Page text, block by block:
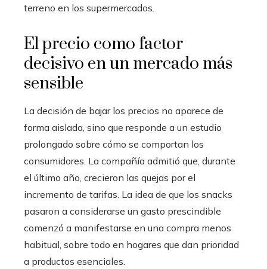
terreno en los supermercados.
El precio como factor
decisivo en un mercado más
sensible
La decisión de bajar los precios no aparece de
forma aislada, sino que responde a un estudio
prolongado sobre cómo se comportan los
consumidores. La compañía admitió que, durante
el último año, crecieron las quejas por el
incremento de tarifas. La idea de que los snacks
pasaron a considerarse un gasto prescindible
comenzó a manifestarse en una compra menos
habitual, sobre todo en hogares que dan prioridad
a productos esenciales.